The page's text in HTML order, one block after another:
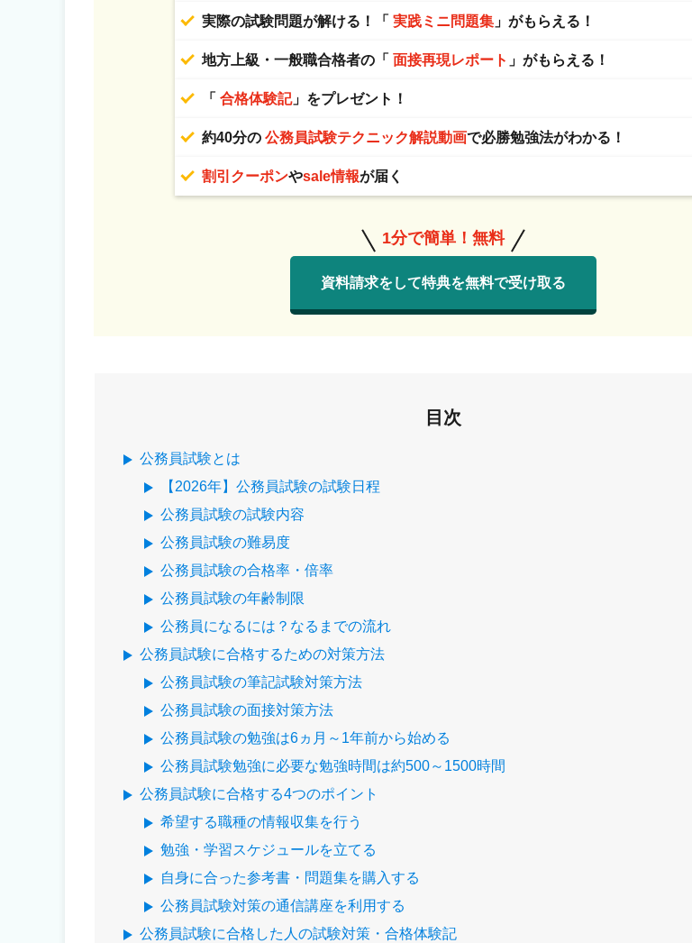
実際の試験問題が解ける！「実践ミニ問題集 」がもらえる！
地方上級・一般職合格者の「面接再現レポート 」がもらえる！
「合格体験記」をプレゼント！
約40分の公務員試験テクニック解説動画で必勝勉強法がわかる！
割引クーポンやsale情報が届く
1分で簡単！無料
資料請求をして特典を無料で受け取る
目次
公務員試験とは
【2026年】公務員試験の試験日程
公務員試験の試験内容
公務員試験の難易度
公務員試験の合格率・倍率
公務員試験の年齢制限
公務員になるには？なるまでの流れ
公務員試験に合格するための対策方法
公務員試験の筆記試験対策方法
公務員試験の面接対策方法
公務員試験の勉強は6ヵ月～1年前から始める
公務員試験勉強に必要な勉強時間は約500～1500時間
公務員試験に合格する4つのポイント
希望する職種の情報収集を行う
勉強・学習スケジュールを立てる
自身に合った参考書・問題集を購入する
公務員試験対策の通信講座を利用する
公務員試験に合格した人の試験対策・合格体験記